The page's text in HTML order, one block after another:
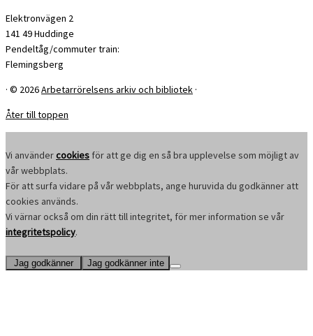
Elektronvägen 2
141 49 Huddinge
Pendeltåg/commuter train:
Flemingsberg
· © 2026Arbetarrörelsens arkiv och bibliotek ·
Åter till toppen
Vi användercookies för att ge dig en så bra upplevelse som möjligt av
vår webbplats.
För att surfa vidare på vår webbplats, ange huruvida du godkänner att
cookies används.
Vi värnar också om din rätt till integritet, för mer information se vår
integritetspolicy.
Jag godkänner Jag godkänner inte